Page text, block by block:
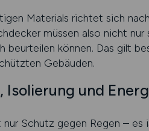
Materials richtet sich
müssen also nicht
beurteilen können. Das gilt
Gebäuden.
Isolierung und
Schutz gegen Regen –